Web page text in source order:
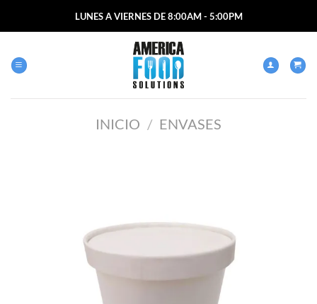
LUNES A VIERNES DE 8:00AM - 5:00PM
INICIO / ENVASES